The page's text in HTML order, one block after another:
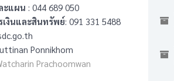
ะแผน : 044 689 050
งินและสินทรัพย์: 091 331 5488
Ponnikhom
Prachoomwan